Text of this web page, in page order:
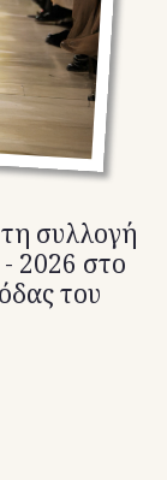
συλλογή
2026 στο
του